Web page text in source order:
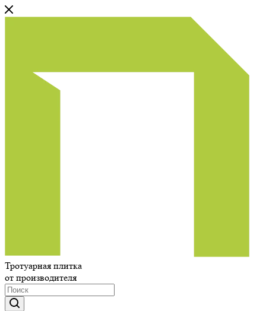
Тротуарная плитка
от производителя